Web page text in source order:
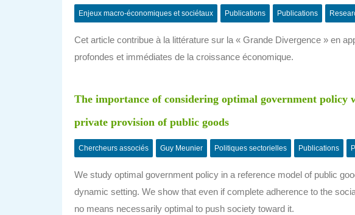
Enjeux macro-économiques et sociétaux Publications Publications
Cet article contribue à la littérature sur la « Grande Divergence » en
profondes et immédiates de la croissance économique.
The importance of considering optimal government policy
private provision of public goods
Chercheurs associés Guy Meunier Politiques sectorielles Publications
We study optimal government policy in a reference model of public
dynamic setting. We show that even if complete adherence to the
no means necessarily optimal to push society toward it.